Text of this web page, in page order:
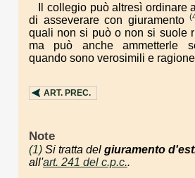
Il collegio può altresì ordinare
di asseverare con giuramento
quali non si può o non si suole
ma può anche ammetterle
quando sono verosimili e
ART. PREC.
Note
(1) Si tratta del giuramento
all'art. 241 del c.p.c..